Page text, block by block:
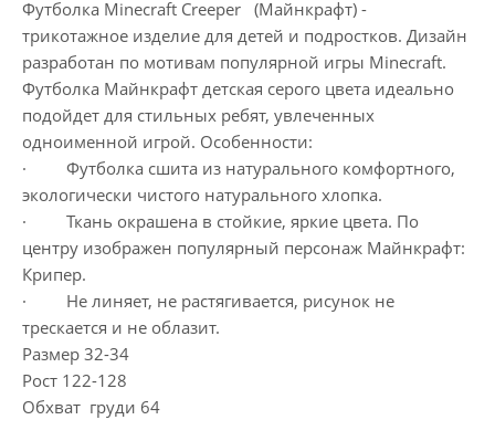
Футболка Minecraft Creeper (Майнкрафт) -
трикотажное изделие для детей и подростков. Дизайн
разработан по мотивам популярной игры Minecraft.
Футболка Майнкрафт детская серого цвета идеально
подойдет для стильных ребят, увлеченных
одноименной игрой. Особенности:
· Футболка сшита из натурального комфортного,
экологически чистого натурального хлопка.
· Ткань окрашена в стойкие, яркие цвета. По
центру изображен популярный персонаж Майнкрафт:
Крипер.
· Не линяет, не растягивается, рисунок не
трескается и не облазит.
Размер 32-34
Рост 122-128
Обхват груди 64